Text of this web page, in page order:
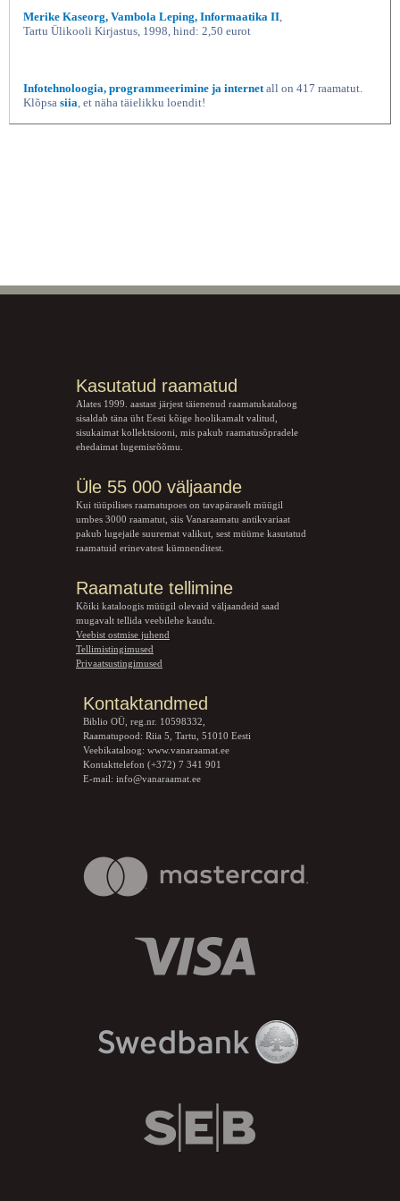
Merike Kaseorg, Vambola Leping, Informaatika II,
Tartu Ülikooli Kirjastus, 1998, hind: 2,50 eurot
Infotehnoloogia, programmeerimine ja internetall on 417 raamatut.
Klõpsa siia, et näha täielikku loendit!
Kasutatud raamatud
Alates 1999. aastast järjest täienenud raamatukataloog
sisaldab täna üht Eesti kõige hoolikamalt valitud,
sisukaimat kollektsiooni, mis pakub raamatusõpradele
ehedaimat lugemisrõõmu.
Üle 55 000 väljaande
Kui tüüpilises raamatupoes on tavapäraselt müügil
umbes 3000 raamatut, siis Vanaraamatu antikvariaat
pakub lugejaile suuremat valikut, sest müüme kasutatud
raamatuid erinevatest kümnenditest.
Raamatute tellimine
Kõiki kataloogis müügil olevaid väljaandeid saad
mugavalt tellida veebilehe kaudu.
Veebist ostmise juhend
Tellimistingimused
Privaatsustingimused
Kontaktandmed
Biblio OÜ, reg.nr. 10598332,
Raamatupood: Riia 5, Tartu, 51010 Eesti
Veebikataloog: www.vanaraamat.ee
Kontakttelefon (+372) 7 341 901
E-mail: info@vanaraamat.ee